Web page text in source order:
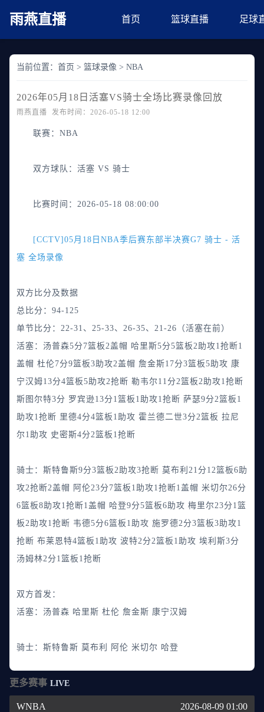
雨燕直播 首页 篮球直播 足球
当前位置： 首页 > 篮球录像 > NBA
2026年05月18日活塞VS骑士全场比赛录像回放
雨燕直播 发布时间：2026-05-18 12:00
联赛： NBA
双方球队： 活塞 VS 骑士
比赛时间： 2026-05-18 08:00:00
[CCTV]05月18日NBA季后赛东部半决赛G7 骑士 - 活
塞 全场录像
双方比分及数据
总比分：94-125
单节比分：22-31、25-33、26-35、21-26（活塞在前）
活塞：汤普森5分7篮板2盖帽 哈里斯5分5篮板2助攻1抢断1
盖帽 杜伦7分9篮板3助攻2盖帽 詹金斯17分3篮板5助攻 康
宁汉姆13分4篮板5助攻2抢断 勒韦尔11分2篮板2助攻1抢断
斯图尔特3分 罗宾逊13分1篮板1助攻1抢断 萨瑟9分2篮板1
助攻1抢断 里德4分4篮板1助攻 霍兰德二世3分2篮板 拉尼
尔1助攻 史密斯4分2篮板1抢断
骑士：斯特鲁斯9分3篮板2助攻3抢断 莫布利21分12篮板6助
攻2抢断2盖帽 阿伦23分7篮板1助攻1抢断1盖帽 米切尔26分
6篮板8助攻1抢断1盖帽 哈登9分5篮板6助攻 梅里尔23分1篮
板2助攻1抢断 韦德5分6篮板1助攻 施罗德2分3篮板3助攻1
抢断 布莱恩特4篮板1助攻 波特2分2篮板1助攻 埃利斯3分
汤姆林2分1篮板1抢断
双方首发：
活塞：汤普森 哈里斯 杜伦 詹金斯 康宁汉姆
骑士：斯特鲁斯 莫布利 阿伦 米切尔 哈登
更多赛事 LIVE
WNBA 2026-08-09 01:00